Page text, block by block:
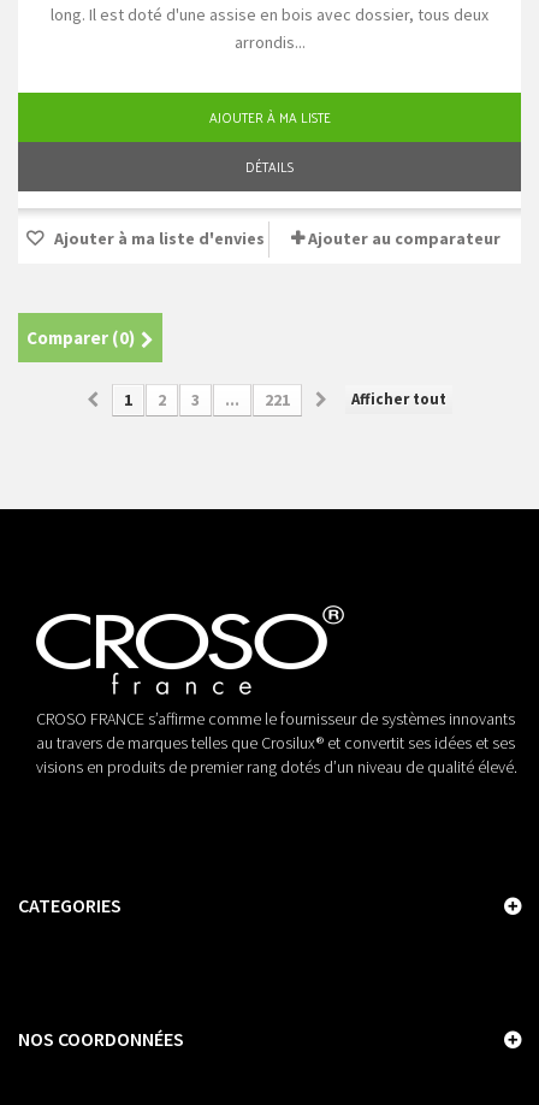
long. Il est doté d'une assise en bois avec dossier, tous deux
arrondis...
AJOUTER À MA LISTE
DÉTAILS
Ajouter à ma liste d'envies Ajouter au comparateur
Comparer (0)
Afficher tout
1 2 3 ... 221
CROSO FRANCE s’affirme comme le fournisseur de systèmes innovants
au travers de marques telles que Crosilux® et convertit ses idées et ses
visions en produits de premier rang dotés d’un niveau de qualité élevé.
CATEGORIES
NOS COORDONNÉES